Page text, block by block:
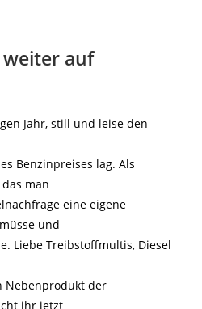
auf
Jahr, still und leise den
Benzinpreises lag. Als
man
eine eigene
und
Liebe Treibstoffmultis, Diesel
Nebenprodukt der
ihr jetzt